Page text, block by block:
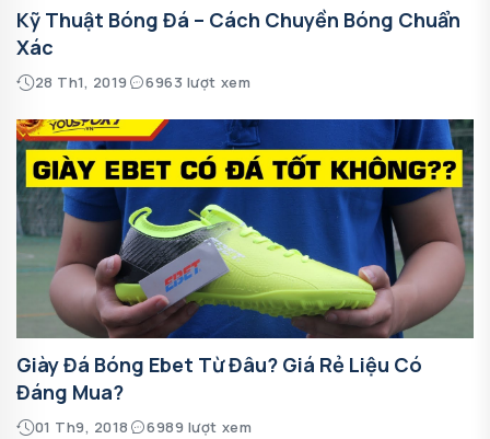
Kỹ Thuật Bóng Đá – Cách Chuyền Bóng Chuẩn
Xác
28 Th1, 2019 6963 lượt xem
Giày Đá Bóng Ebet Từ Đâu? Giá Rẻ Liệu Có
Đáng Mua?
01 Th9, 2018 6989 lượt xem